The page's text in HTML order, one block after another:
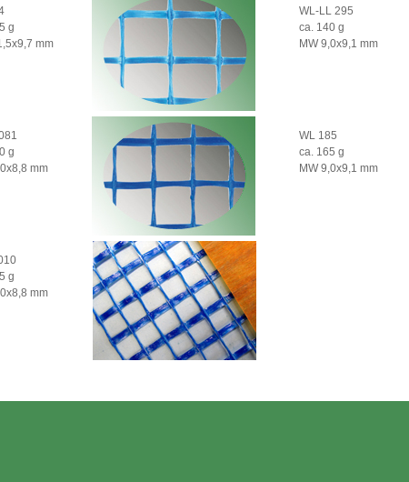
g
mm
WL-LL 295
ca. 140 g
MW 9,0x9,1 mm
g
mm
WL 185
ca. 165 g
MW 9,0x9,1 mm
g
mm